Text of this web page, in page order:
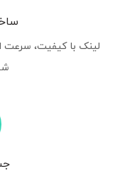
لینک با کیفیت، سرعت